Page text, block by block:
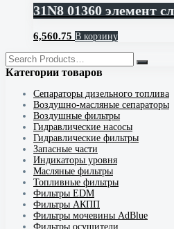
31N8 01360 элемент
6,560.75 В корзину
Категории товаров
Cепараторы дизельного топлива
Воздушно-масляные сепараторы
Воздушные фильтры
Гидравлические насосы
Гидравлические фильтры
Запасные части
Индикаторы уровня
Масляные фильтры
Топливные фильтры
Фильтры EDM
Фильтры АКПП
Фильтры мочевины AdBlue
Фильтры осушители